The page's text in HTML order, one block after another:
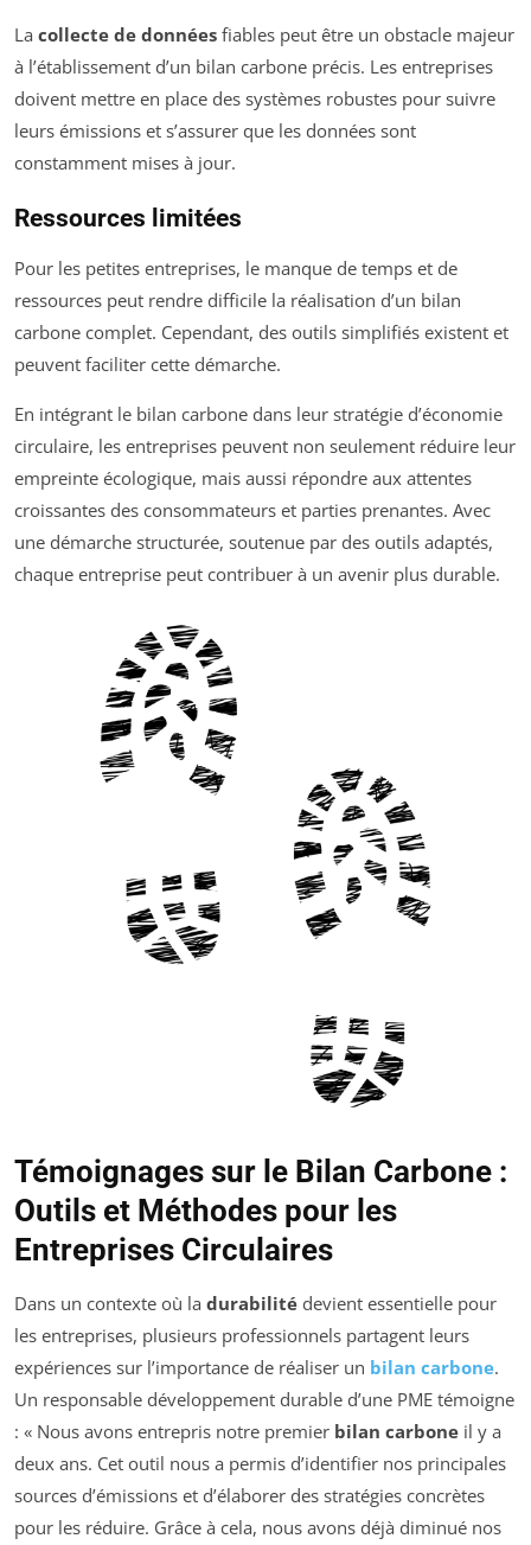
La collecte de données fiables peut être un obstacle majeur
à l’établissement d’un bilan carbone précis. Les entreprises
doivent mettre en place des systèmes robustes pour suivre
leurs émissions et s’assurer que les données sont
constamment mises à jour.
Ressources limitées
Pour les petites entreprises, le manque de temps et de
ressources peut rendre difficile la réalisation d’un bilan
carbone complet. Cependant, des outils simplifiés existent et
peuvent faciliter cette démarche.
En intégrant le bilan carbone dans leur stratégie d’économie
circulaire, les entreprises peuvent non seulement réduire leur
empreinte écologique, mais aussi répondre aux attentes
croissantes des consommateurs et parties prenantes. Avec
une démarche structurée, soutenue par des outils adaptés,
chaque entreprise peut contribuer à un avenir plus durable.
Témoignages sur le Bilan Carbone :
Outils et Méthodes pour les
Entreprises Circulaires
Dans un contexte où la durabilité devient essentielle pour
les entreprises, plusieurs professionnels partagent leurs
expériences sur l’importance de réaliser un bilan carbone.
Un responsable développement durable d’une PME témoigne
: « Nous avons entrepris notre premier bilan carbone il y a
deux ans. Cet outil nous a permis d’identifier nos principales
sources d’émissions et d’élaborer des stratégies concrètes
pour les réduire. Grâce à cela, nous avons déjà diminué nos